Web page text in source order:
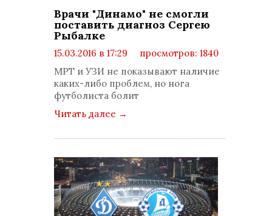
Врачи "Динамо" не смогли
поставить диагноз Сергею
Рыбалке
15.03.2016 в 17:29
просмотров: 1840
комментариев: 0
МРТ и УЗИ не показывают наличие
каких-либо проблем, но нога
футболиста болит
Читать далее →